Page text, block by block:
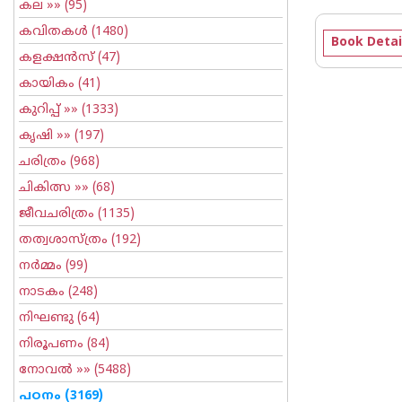
കല »» (95)
കവിതകള്‍ (1480)
കളക്ഷന്‍സ്(47)
കായികം (41)
കുറിപ്പ്‌ »» (1333)
കൃഷി »» (197)
ചരിത്രം (968)
ചികിത്സ »» (68)
ജീവചരിത്രം (1135)
തത്വശാസ്ത്രം (192)
നര്‍മ്മം (99)
നാടകം (248)
നിഘണ്ടു (64)
നിരൂപണം (84)
നോവല്‍ »» (5488)
പഠനം (3169)
Book